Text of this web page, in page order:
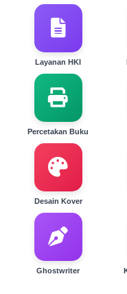
Layanan HKI
Percetakan Buku
Desain Kover
Ghostwriter